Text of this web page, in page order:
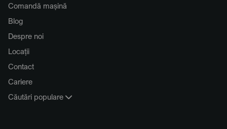
Comandă mașină
Blog
Despre noi
Locații
Contact
Cariere
Căutări populare